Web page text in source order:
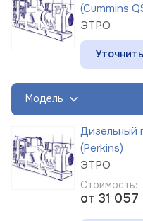
(Cummins
ЭТРО
Модель
Дизельный
(Perkins)
ЭТРО
Стоимость:
от 31